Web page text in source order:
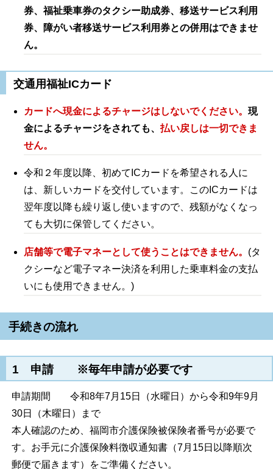
券、福祉乗車券のタクシー助成券、移送サービス利用
券、障がい者移送サービス利用券との併用はできませ
ん。
交通用福祉ICカード
カードへ現金によるチャージはしないでください。現
金によるチャージをされても、払い戻しは一切できま
せん。
令和２年度以降、初めてICカードを希望される人に
は、新しいカードを交付しています。このICカードは
翌年度以降も繰り返し使いますので、残額がなくなっ
ても大切に保管してください。
店舗等で電子マネーとして使うことはできません。 (タ
クシーなど電子マネー決済を利用した乗車料金の支払
いにも使用できません。)
手続きの流れ
1 申請 ※毎年申請が必要です
申請期間 令和8年7月15日（水曜日）から令和9年9月
30日（木曜日）まで
本人確認のため、福岡市介護保険被保険者番号が必要で
す。お手元に介護保険料徴収通知書（7月15日以降順次
郵便で届きます）をご準備ください。